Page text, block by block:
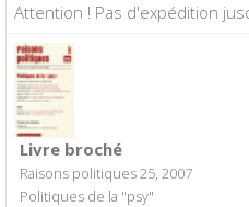
Attention ! Pas d'expédition
Livre broché
Raisons politiques 25, 2007
Politiques de la "psy"